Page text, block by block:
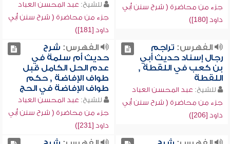
جزء من محاضرة ( شرح سنن أبي
داود [180])
للشيخ: عبد المحسن العباد
جزء من محاضرة ( شرح سنن أبي
داود [181])
الفهرس: تراجم
رجال إسناد حديث أبي
بن كعب في اللقطة ,
اللقطة
للشيخ: عبد المحسن العباد
جزء من محاضرة ( شرح سنن أبي
داود [206])
الفهرس: شرح
حديث أم سلمة في
عدم الحل الكامل قبل
طواف الإفاضة , حكم
طواف الإفاضة في الحج
للشيخ: عبد المحسن العباد
جزء من محاضرة ( شرح سنن أبي
داود [231])